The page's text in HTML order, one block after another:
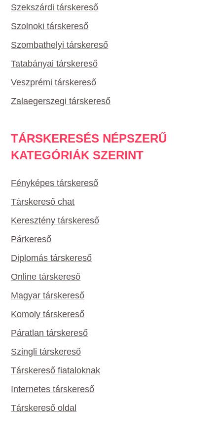
Szekszárdi társkereső
Szolnoki társkereső
Szombathelyi társkereső
Tatabányai társkereső
Veszprémi társkereső
Zalaegerszegi társkereső
TÁRSKERESÉS NÉPSZERŰ
KATEGÓRIÁK SZERINT
Fényképes társkereső
Társkereső chat
Keresztény társkereső
Párkereső
Diplomás társkereső
Online társkereső
Magyar társkereső
Komoly társkereső
Páratlan társkereső
Szingli társkereső
Társkereső fiataloknak
Internetes társkereső
Társkereső oldal